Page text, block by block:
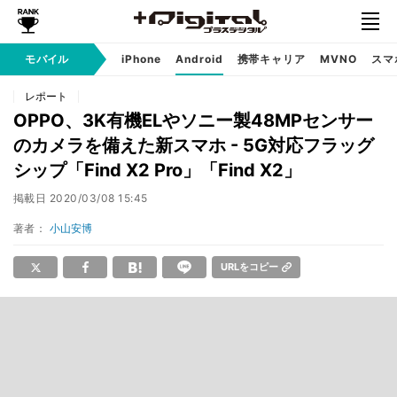
モバイル iPhone Android 携帯キャリア MVNO ス
レポート
OPPO、3K有機ELやソニー製48MPセンサー
のカメラを備えた新スマホ - 5G対応フラッグ
シップ「Find X2 Pro」「Find X2」
掲載日 2020/03/08 15:45
著者： 小山安博
URLをコピー